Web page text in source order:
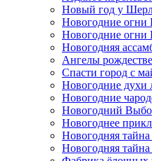
Новый год у
Новогодние огни
Новогодние огни
Новогодняя
Ангелы
Спасти город с
Новогодние духи
Новогодние
Новогодний
Новогоднее
Новогодняя
Новогодняя тайна